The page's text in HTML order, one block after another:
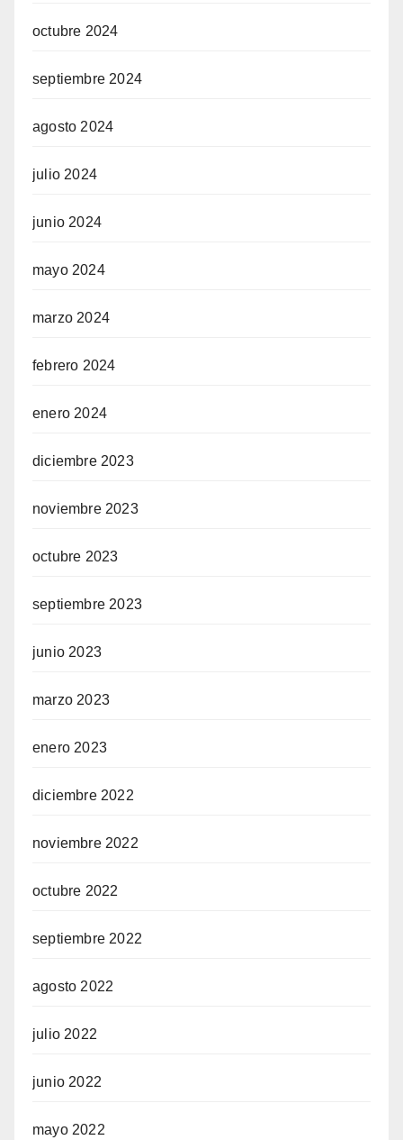
octubre 2024
septiembre 2024
agosto 2024
julio 2024
junio 2024
mayo 2024
marzo 2024
febrero 2024
enero 2024
diciembre 2023
noviembre 2023
octubre 2023
septiembre 2023
junio 2023
marzo 2023
enero 2023
diciembre 2022
noviembre 2022
octubre 2022
septiembre 2022
agosto 2022
julio 2022
junio 2022
mayo 2022